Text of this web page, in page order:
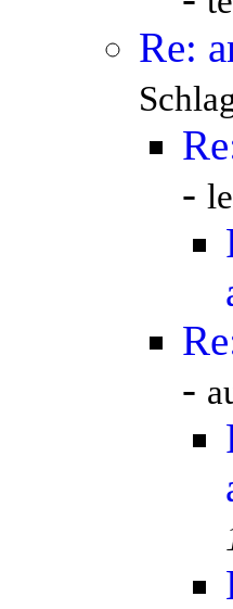
Re:
-
-